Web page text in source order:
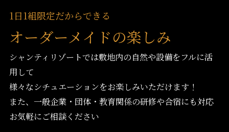
1日1組限定だからできる
オーダーメイドの楽しみ
シャンティリゾートでは敷地内の自然や設備をフルに活
用して
様々なシチュエーションをお楽しみいただけます！
また、一般企業・団体・教育関係の研修や合宿にも対応
お気軽にご相談ください